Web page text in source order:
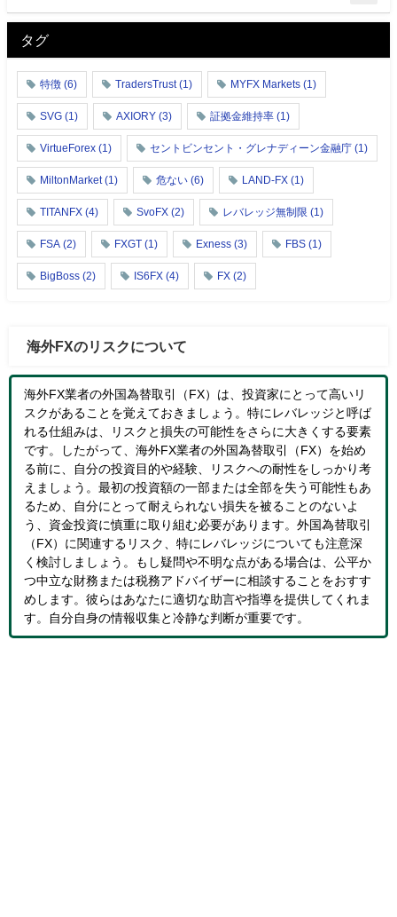
タグ
特徴 (6) TradersTrust(1) MYFX Markets (1)
SVG (1) AXIORY (3) 証拠金維持率 (1)
VirtueForex (1) セントビンセント・グレナディーン金融庁 (1)
MiltonMarket(1) 危ない (6) LAND-FX (1)
TITANFX (4) SvoFX (2) レバレッジ無制限 (1)
FSA (2) FXGT (1) Exness (3) FBS (1)
BigBoss (2) IS6FX (4) FX (2)
海外FXのリスクについて
海外FX業者の外国為替取引（FX）は、投資家にとって高いリ
スクがあることを覚えておきましょう。特にレバレッジと呼ば
れる仕組みは、リスクと損失の可能性をさらに大きくする要素
です。したがって、海外FX業者の外国為替取引（FX）を始め
る前に、自分の投資目的や経験、リスクへの耐性をしっかり考
えましょう。最初の投資額の一部または全部を失う可能性もあ
るため、自分にとって耐えられない損失を被ることのないよ
う、資金投資に慎重に取り組む必要があります。外国為替取引
（FX）に関連するリスク、特にレバレッジについても注意深
く検討しましょう。もし疑問や不明な点がある場合は、公平か
つ中立な財務または税務アドバイザーに相談することをおすす
めします。彼らはあなたに適切な助言や指導を提供してくれま
す。自分自身の情報収集と冷静な判断が重要です。